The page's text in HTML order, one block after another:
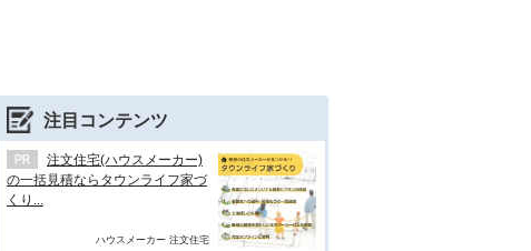
注目コンテンツ
注文住宅(ハウスメーカー)
の一括見積ならタウンライフ家づ
くり...
ハウスメーカー 注文住宅